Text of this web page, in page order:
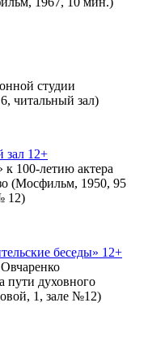
студии
читальный зал)
зал 12+
100-летию актера
(Мосфильм, 1950, 95
12)
беседы» 12+
пути духовного
1, зале №12)